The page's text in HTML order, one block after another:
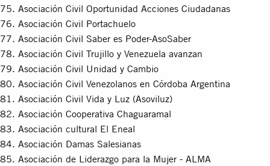
Asociación Civil Oportunidad Acciones Ciudadanas
Asociación Civil Portachuelo
Asociación Civil Saber es Poder-AsoSaber
Asociación Civil Trujillo y Venezuela avanzan
Asociación Civil Unidad y Cambio
Asociación Civil Venezolanos en Córdoba Argentina
Asociación Civil Vida y Luz (Asoviluz)
Asociación Cooperativa Chaguaramal
Asociación cultural El Eneal
Asociación Damas Salesianas
Asociación de Liderazgo para la Mujer - ALMA